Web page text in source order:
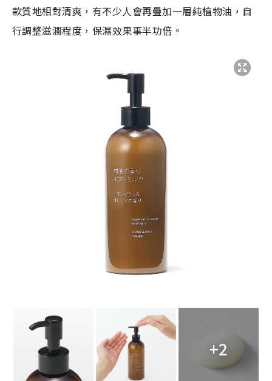
款質地相對清爽，有不少人會再疊加一層純植物油，自
行調整滋潤程度，保濕效果事半功倍。
+2